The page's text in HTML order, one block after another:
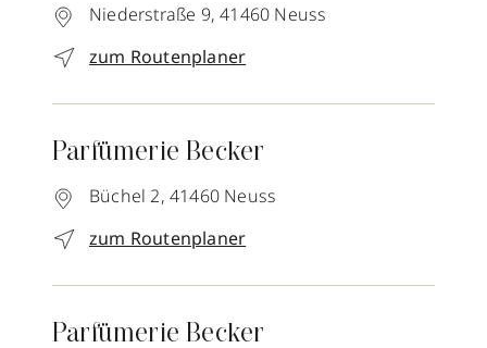
Niederstraße 9, 41460 Neuss
zum Routenplaner
Parfümerie Becker
Büchel 2, 41460 Neuss
zum Routenplaner
Parfümerie Becker